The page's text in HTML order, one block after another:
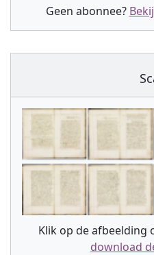
Geen abonnee?
Klik op de
download